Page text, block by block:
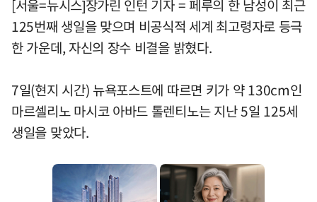
[서울=뉴시스]장가린 인턴 기자 = 페루의 한 남성이 최근
125번째 생일을 맞으며 비공식적 세계 최고령자로 등극
한 가운데, 자신의 장수 비결을 밝혔다.
7일(현지 시간) 뉴욕포스트에 따르면 키가 약 130cm인
마르셀리노 마시코 아바드 톨렌티노는 지난 5일 125세
생일을 맞았다.